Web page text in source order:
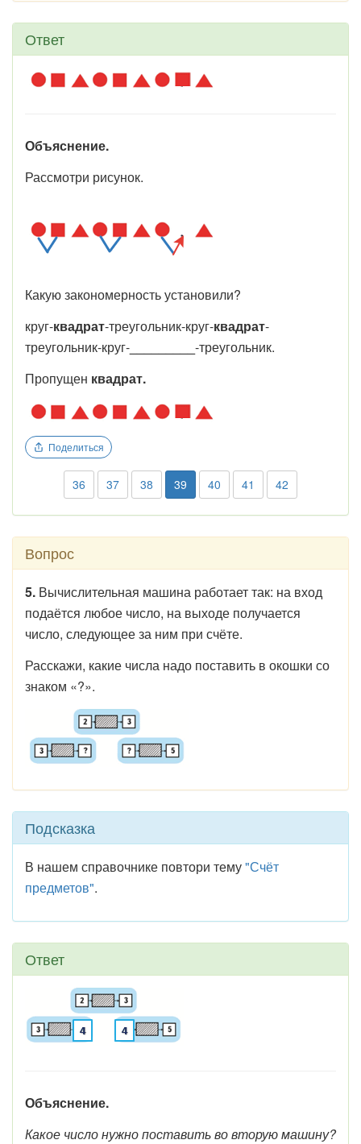
Ответ
Объяснение.
Рассмотри рисунок.
Какую закономерность установили?
круг-квадрат-треугольник-круг-квадрат-
треугольник-круг-
-треугольник.
Пропущен квадрат.
Поделиться
36 37 38 39 40 41 42
Вопрос
5. Вычислительная машина работает так: на вход
подаётся любое число, на выходе получается
число, следующее за ним при счёте.
Расскажи, какие числа надо поставить в окошки со
знаком «?».
Подсказка
В нашем справочнике повтори тему"Счёт
предметов".
Ответ
Объяснение.
Какое число нужно поставить во вторую машину?